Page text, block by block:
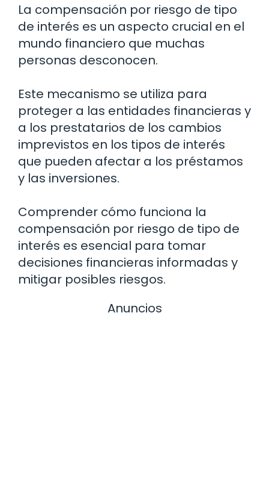
La compensación por riesgo de tipo
de interés es un aspecto crucial en el
mundo financiero que muchas
personas desconocen.
Este mecanismo se utiliza para
proteger a las entidades financieras y
a los prestatarios de los cambios
imprevistos en los tipos de interés
que pueden afectar a los préstamos
y las inversiones.
Comprender cómo funciona la
compensación por riesgo de tipo de
interés es esencial para tomar
decisiones financieras informadas y
mitigar posibles riesgos.
Anuncios